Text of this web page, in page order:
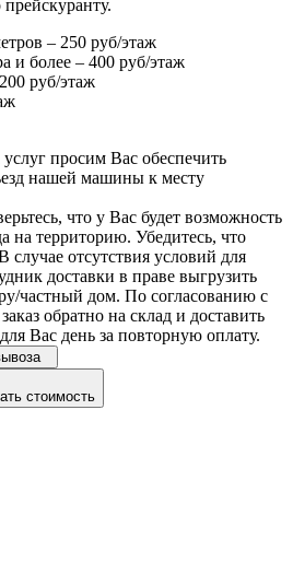
прейскуранту.
– 250 руб/этаж
и более – 400 руб/этаж
руб/этаж
просим Вас обеспечить
нашей машины к месту
что у Вас будет возможность
на территорию. Убедитесь, что
случае отсутствия условий для
доставки в праве выгрузить
частный дом. По согласованию с
обратно на склад и доставить
Вас день за повторную оплату.
стоимость